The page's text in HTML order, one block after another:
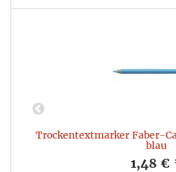
Trockentextmarker Faber-
blau
1,48 €